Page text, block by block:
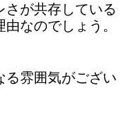
さが共存している
なのでしょう。
る雰囲気がござい